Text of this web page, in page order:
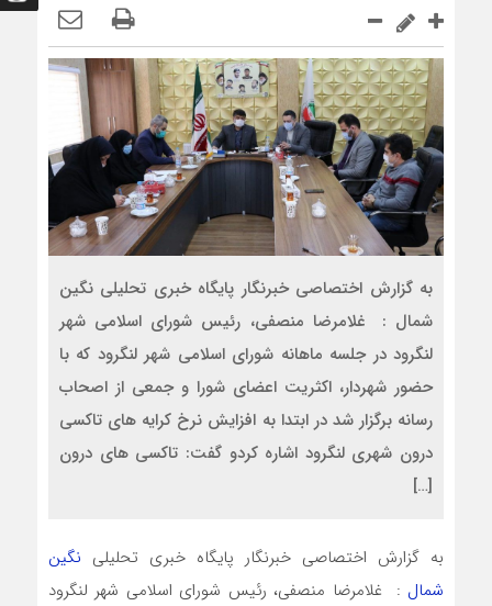
به گزارش اختصاصی خبرنگار پایگاه خبری تحلیلی نگین
شمال : غلامرضا منصفی، رئیس شورای اسلامی شهر
لنگرود در جلسه ماهانه شورای اسلامی شهر لنگرود که با
حضور شهردار، اکثریت اعضای شورا و جمعی از اصحاب
رسانه برگزار شد در ابتدا به افزایش نرخ کرایه های تاکسی
درون شهری لنگرود اشاره کردو گفت: تاکسی های درون
[…]
به گزارش اختصاصی خبرنگار پایگاه خبری تحلیلی نگین
شمال : غلامرضا منصفی، رئیس شورای اسلامی شهر لنگرود